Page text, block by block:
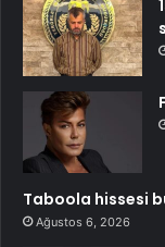
Taboola hissesi
Ağustos 6, 2026